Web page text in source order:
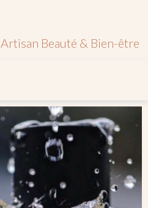
Artisan Beauté & Bien-être